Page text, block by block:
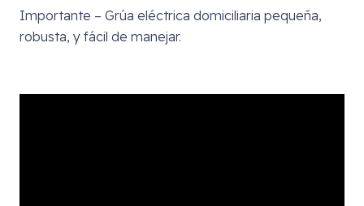
Importante – Grúa eléctrica domiciliaria pequeña,
robusta, y fácil de manejar.